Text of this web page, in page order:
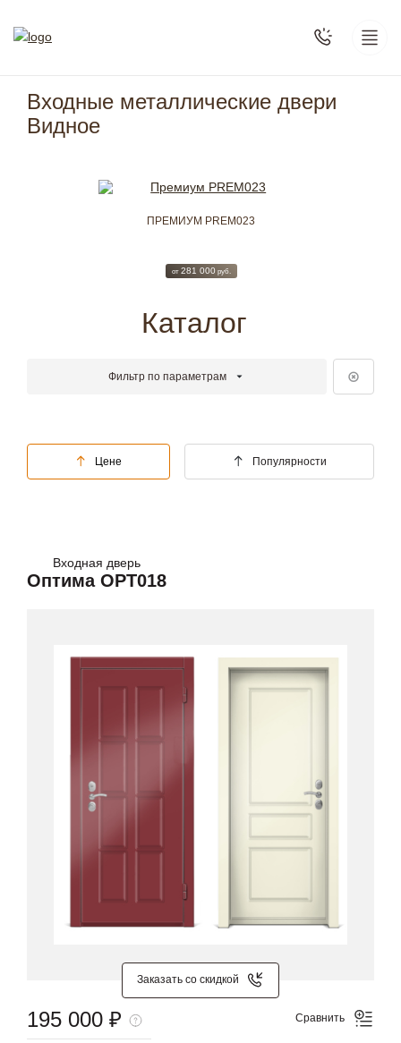
Входные металлические двери
Видное
ПРЕМИУМ PREM023
от 281 000руб.
Каталог
Фильтр по параметрам
Цене Популярности
Входная дверь
Оптима OPT018
Заказать со скидкой
195 000 ₽ Сравнить